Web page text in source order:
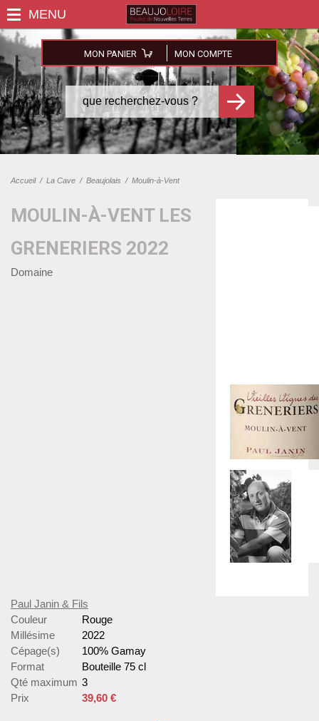
MON PANIER MON COMPTE
Accueil/ La Cave / Beaujolais / Moulin-à-Vent
MOULIN-À-VENT LES
GRENERIERS 2022
Domaine
Paul Janin & Fils
Couleur
Rouge
Millésime
2022
Cépage(s)
100% Gamay
Format
Bouteille 75 cl
Qté maximum 3
Prix
39,60 €